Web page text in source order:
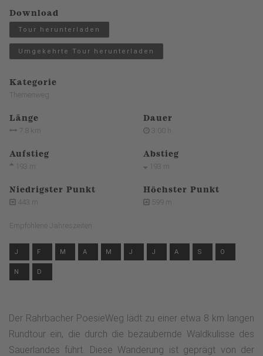
Download
Tour herunterladen
Umgekehrte Tour herunterladen
Kategorie
Themenweg
Länge
7.8 km
Dauer
3:00 h
Aufstieg
193 m
Abstieg
193 m
Niedrigster Punkt
443 m
Höchster Punkt
599 m
Empfohlene Jahreszeiten
J F M A M J J A S O
N D
Der Rahrbacher PoesieWeg lädt zu einer etwa 8 km langen
Rundtour ein, die durch die bezaubernde Waldkulisse des
Sauerlandes führt. Diese Wanderung ist geprägt von der